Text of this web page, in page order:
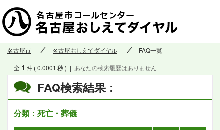
名古屋市 名古屋おしえてダイヤル FAQ一覧
FAQ検索結果：
分類：死亡・葬儀
全 1 件 ( 0.0001 秒 ) | あなたの検索履歴はありません